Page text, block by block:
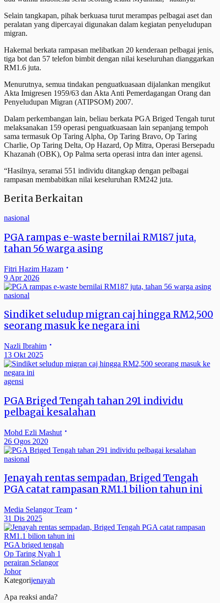
Selain tangkapan, pihak berkuasa turut merampas pelbagai aset dan
peralatan yang dipercayai digunakan dalam kegiatan penyeludupan
migran.
Hakemal berkata rampasan melibatkan 20 kenderaan pelbagai jenis,
tiga bot dan 57 telefon bimbit dengan nilai keseluruhan dianggarkan
RM1.6 juta.
Menurutnya, semua tindakan penguatkuasaan dijalankan mengikut
Akta Imigresen 1959/63 dan Akta Anti Pemerdagangan Orang dan
Penyeludupan Migran (ATIPSOM) 2007.
Dalam perkembangan lain, beliau berkata PGA Briged Tengah turut
melaksanakan 159 operasi penguatkuasaan lain sepanjang tempoh
sama termasuk Op Taring Alpha, Op Taring Bravo, Op Taring
Charlie, Op Taring Delta, Op Hazard, Op Mitra, Operasi Bersepadu
Khazanah (OBK), Op Palma serta operasi intra dan inter agensi.
“Hasilnya, seramai 551 individu ditangkap dengan pelbagai
rampasan membabitkan nilai keseluruhan RM242 juta.
Berita Berkaitan
nasional
PGA rampas e-waste bernilai RM187 juta,
tahan 56 warga asing
Fitri Hazim Hazam
9 Apr 2026
nasional
Sindiket seludup migran caj hingga RM2,500
seorang masuk ke negara ini
Nazli Ibrahim
13 Okt 2025
agensi
PGA Briged Tengah tahan 291 individu
pelbagai kesalahan
Mohd Ezli Mashut
26 Ogos 2020
nasional
Jenayah rentas sempadan, Briged Tengah
PGA catat rampasan RM1.1 bilion tahun ini
Media Selangor Team
31 Dis 2025
PGA briged tengah
Op Taring Nyah 1
perairan Selangor
Johor
Kategorijenayah
Apa reaksi anda?